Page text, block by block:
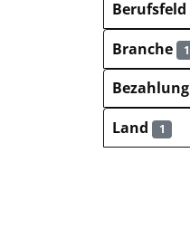
Berufsfeld
Branche 1
Bezahlung
Land 1